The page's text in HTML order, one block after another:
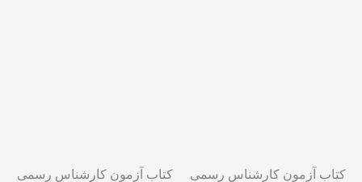
کتاب آزمون کارشناس رسمی
کتاب آزمون کارشناس رسمی